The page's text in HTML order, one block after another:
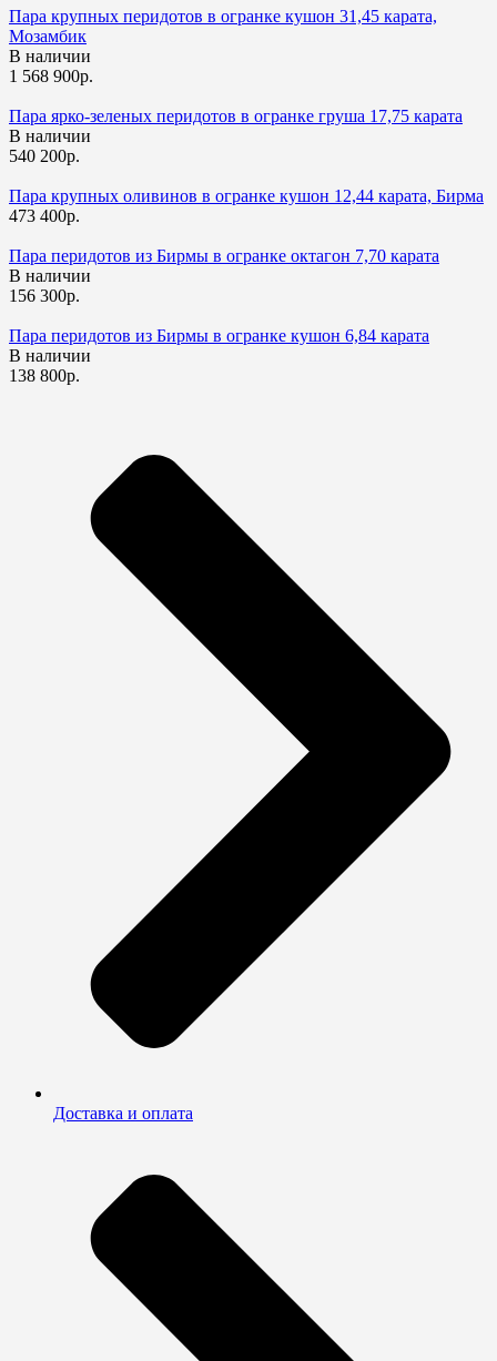
Пара крупных перидотов в огранке кушон 31,45 карата,
Мозамбик
В наличии
1 568 900р.
Пара ярко-зеленых перидотов в огранке груша 17,75 карата
В наличии
540 200р.
Пара крупных оливинов в огранке кушон 12,44 карата, Бирма
473 400р.
Пара перидотов из Бирмы в огранке октагон 7,70 карата
В наличии
156 300р.
Пара перидотов из Бирмы в огранке кушон 6,84 карата
В наличии
138 800р.
Доставка и оплата